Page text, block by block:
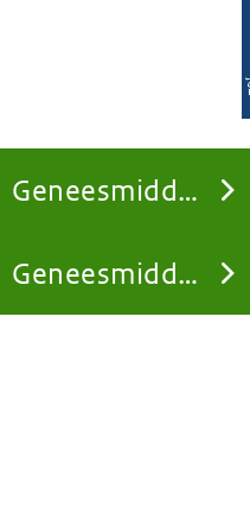
Geneesmiddelen
Geneesmiddelen